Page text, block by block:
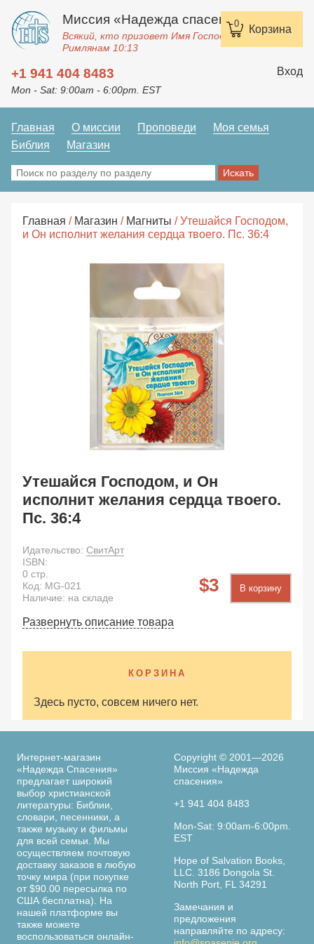
0 Корзина
Миссия «Надежда спасения»
Всякий, кто призовет Имя Господне, спасется.
Римлянам 10:13
+1 941 404 8483
Mon - Sat: 9:00am - 6:00pm. EST
Вход
Главная О миссии Проповеди
Моя семья
Библия
Магазин
Главная / Магазин / Магниты / Утешайся Господом,
и Он исполнит желания сердца твоего. Пс. 36:4
Утешайся Господом, и Он
исполнит желания сердца твоего.
Пс. 36:4
Идательство: СвитАрт
3 В корзину
ISBN:
0 стр.
Код: MG-021
Наличие: на складе
Развернуть описание товара
КОРЗИНА
Здесь пусто, совсем ничего нет.
Интернет-магазин
«Надежда Спасения»
предлагает широкий
выбор христианской
литературы: Библии,
словари, песенники, а
также музыку и фильмы
для всей семьи. Мы
осуществляем почтовую
доставку заказов в любую
точку мира (при покупке
от $90.00 пересылка по
США бесплатна). На
нашей платформе вы
также можете
воспользоваться онлайн-
Copyright © 2001—2026
Миссия «Надежда
спасения»
+1 941 404 8483
Mon-Sat: 9:00am-6:00pm.
EST
Hope of Salvation Books,
LLC. 3186 Dongola St.
North Port, FL 34291
Замечания и
предложения
направляйте по адресу: